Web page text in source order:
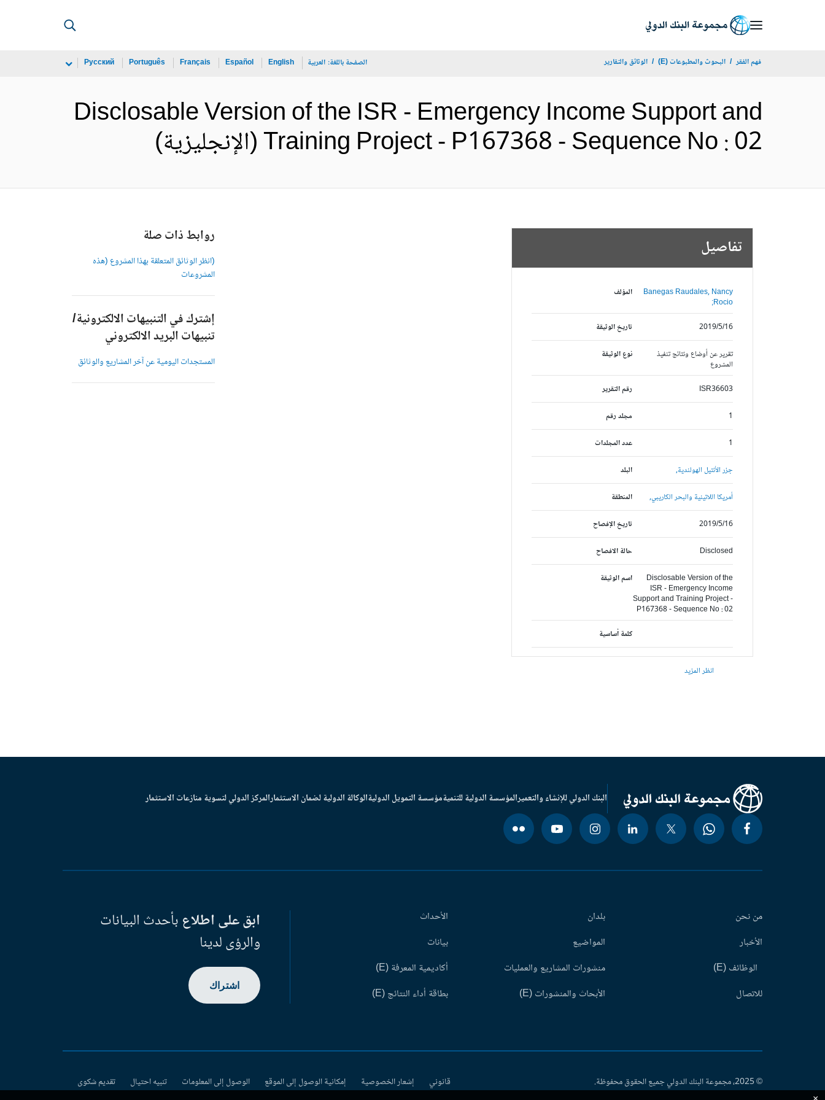
فهم الفقر البحوث والمطبوعات (E) الوثائق والتقارير الصفحة باللغة: العربية English
Español
Français
Português
Русский
Disclosable Version of the ISR - Emergency Income Support and
Training Project - P167368 - Sequence No : 02 (الإنجليزية)
تفاصيل
المؤلف
Banegas Raudales, Nancy
Rocio;
تاريخ الوثيقة
2019/5/16
نوع الوثيقة
تقرير عن أوضاع ونتائج تنفيذ
المشروع
رقم التقرير
ISR36603
مجلد رقم 1
عدد المجلدات 1
البلد جزر الأنتيل الهولندية,
المنطقة أمريكا اللاتينية والبحر الكاريبي,
تاريخ الإفصاح 2019/5/16
حالة الافصاح Disclosed
اسم الوثيقة
Disclosable Version of the
ISR - Emergency Income
Support and Training Project -
P167368 - Sequence No : 02
كلمة أساسية
انظر المزيد
روابط ذات صلة
(انظر الوثائق المتعلقة بهذا المشروع (هذه
المشروعات
إشترك في التنبيهات الالكترونية/
تنبيهات البريد الالكتروني
المستجدات اليومية عن آخر المشاريع والوثائق
البنك الدولي للإنشاء والتعميرالمؤسسة الدولية للتنميةمؤسسة التمويل الدوليةالوكالة الدولية لضمان الاستثمارالمركز الدولي لتسوية منازعات الاستثمار
من نحن
الأخبار
الوظائف (E)
للاتصال
بلدان
المواضيع
منشورات المشاريع والعمليات
الأبحاث والمنشورات (E)
الأحداث
بيانات
أكاديمية المعرفة (E)
بطاقة أداء النتائج (E)
ابق على اطلاعبأحدث البيانات
والرؤى لدينا
اشتراك
© 2025، مجموعة البنك الدولي جميع الحقوق محفوظة. قانوني إشعار الخصوصية إمكانية الوصول إلى الموقع الوصول إلى المعلومات تنبيه احتيال
تقديم شكوى